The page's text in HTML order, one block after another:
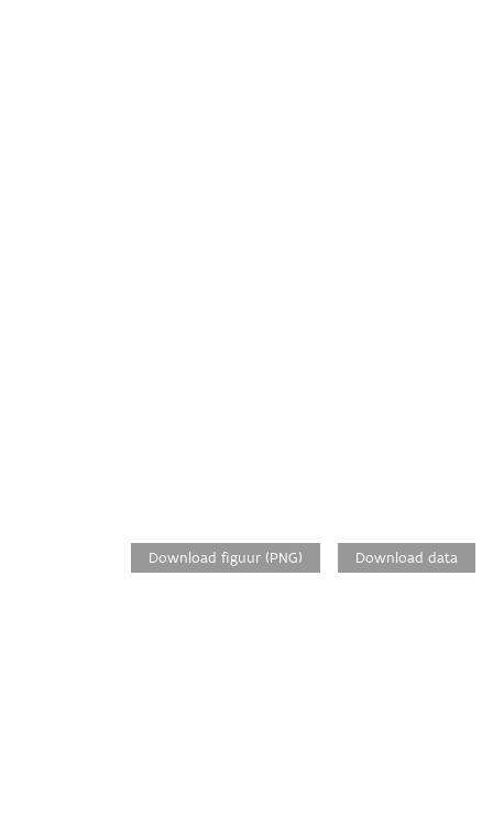
Download figuur (PNG) Download data